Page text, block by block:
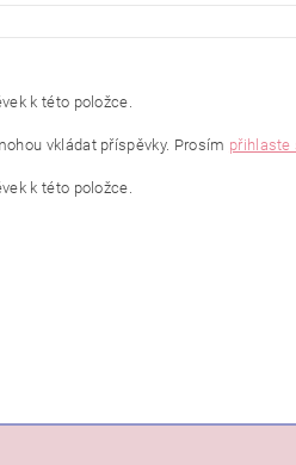
k této položce.
vkládat příspěvky. Prosím přihlaste
k této položce.